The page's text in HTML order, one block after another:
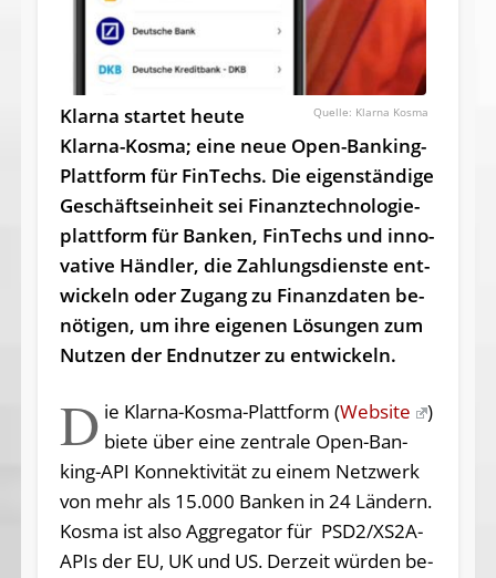
Klarna Kosma
Klarna startet heute
Klarna-Kosma; eine neue Open-Banking-
Plattform für FinTechs. Die ei­gen­stän­di­ge
Ge­schäfts­ein­heit sei Fi­nanz­tech­no­lo­gie­
platt­form für Ban­ken, Fin­Techs und in­no­
va­ti­ve Händ­ler, die Zah­lungs­diens­te ent­
wi­ckeln oder Zu­gang zu Fi­nanz­da­ten be­
nö­ti­gen, um ih­re ei­ge­nen Lö­sun­gen zum
Nut­zen der End­nut­zer zu entwickeln.
D ie Klarna-Kosma-Plattform (Website
)
biete über ei­ne zen­tra­le Open-Ban­
king-API Kon­nek­ti­vi­tät zu ei­nem Netz­werk
von mehr als 15.000 Ban­ken in 24 Län­dern.
Kosma ist al­so Ag­gre­ga­tor für PS­D2/XS2A-
APIs der EU, UK und US. Der­zeit wür­den be­